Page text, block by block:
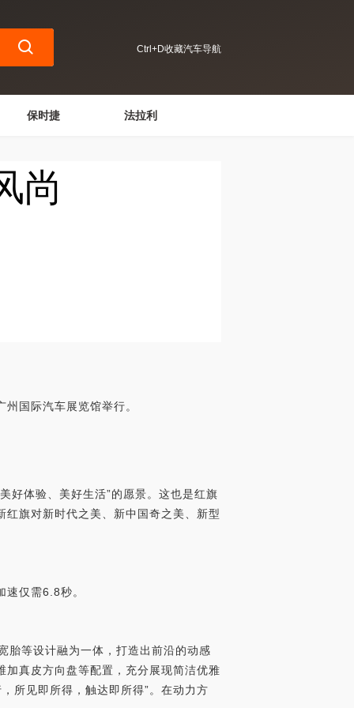
Ctrl+D收藏汽车导航
保时捷 法拉利
尚
国际汽车展览馆举行。
好体验、美好生活”的愿景。这也是红旗
旗对新时代之美、新中国奇之美、新型
仅需6.8秒。
胎等设计融为一体，打造出前沿的动感
加真皮方向盘等配置，充分展现简洁优雅
所见即所得，触达即所得”。在动力方